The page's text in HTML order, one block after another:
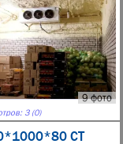
9 фото
3 (0)
СТ